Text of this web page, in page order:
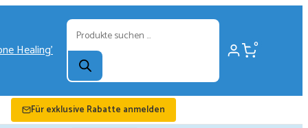
Products
search
0
Für exklusive Rabatte anmelden